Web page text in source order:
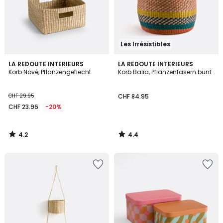
LA REDOUTE INTERIEURS
Korb Nové, Pflanzengeflecht
CHF 29.95
CHF 23.96 -20%
4.2
/ 5
4.2
/
Les Irrésistibles
LA REDOUTE INTERIEURS
Korb Balia, Pflanzenfasern bunt
CHF 84.95
4.4
/ 5
4.4
/